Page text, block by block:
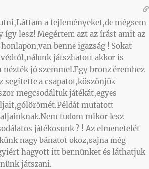
a fejleményeket,de mégsem
lesz! Megértem azt az írást amit az
benne igazság ! Sokat
játszhatott akkor is
jó szemmel.Egy bronz éremhez
segítette a csapatot,köszönjük
megcsodáltuk játékát,egyes
mutatott
tudom mikor lesz
játékosunk ? ! Az elmenetelét
nagy bánatot okoz,sajna még
hagyott itt bennünket és láthatjuk
játszani.